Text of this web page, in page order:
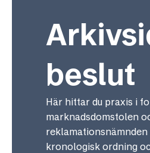
beslut
Här hittar du praxis i
marknadsdomstolen
kronologisk ordning